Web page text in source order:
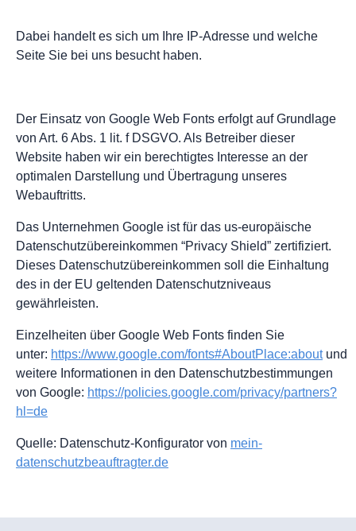
Dabei handelt es sich um Ihre IP-Adresse und welche
Seite Sie bei uns besucht haben.
Der Einsatz von Google Web Fonts erfolgt auf Grundlage
von Art. 6 Abs. 1 lit. f DSGVO. Als Betreiber dieser
Website haben wir ein berechtigtes Interesse an der
optimalen Darstellung und Übertragung unseres
Webauftritts.
Das Unternehmen Google ist für das us-europäische
Datenschutzübereinkommen “Privacy Shield” zertifiziert.
Dieses Datenschutzübereinkommen soll die Einhaltung
des in der EU geltenden Datenschutzniveaus
gewährleisten.
Einzelheiten über Google Web Fonts finden Sie
unter: https://www.google.com/fonts#AboutPlace:aboutund
weitere Informationen in den Datenschutzbestimmungen
von Google: https://policies.google.com/privacy/partners?
hl=de
Quelle: Datenschutz-Konfigurator von mein-
datenschutzbeauftragter.de